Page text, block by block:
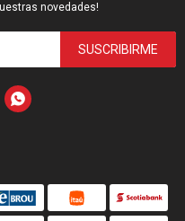
novedades!
SUSCRIBIRME
